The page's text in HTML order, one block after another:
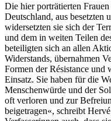
Die hier porträtierten
Deutschland, aus besetzten
widersetzten sie sich der
und dem in weiten Teilen
beteiligten sich an allen
Widerstands, übernahmen
Formen der Résistance und
Einsatz. Sie haben für die
Menschenwürde und der
oft verloren und zur
beigetragen«, schreibt